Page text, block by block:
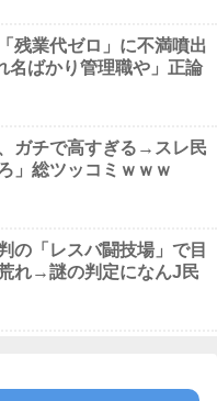
残業代ゼロ」に不満噴出
名ばかり管理職や」正論
ガチで高すぎる→スレ民
」総ツッコミｗｗｗ
の「レスバ闘技場」で目
れ→謎の判定になんJ民